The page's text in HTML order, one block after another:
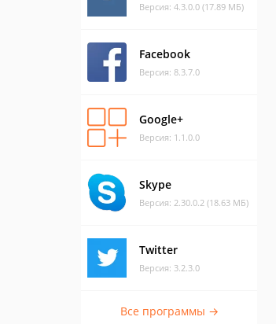
Версия: 4.3.0.0 (17.89 МБ)
Facebook
Версия: 8.3.7.0
Google+
Версия: 1.1.0.0
Skype
Версия: 2.30.0.2 (18.63 МБ)
Twitter
Версия: 3.2.3.0
Все программы →